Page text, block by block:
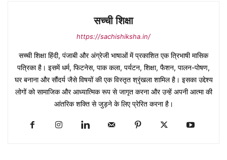
सच्ची शिक्षा
https://sachishiksha.in/
सच्ची शिक्षा हिंदी, पंजाबी और अंग्रेजी भाषाओं में प्रकाशित एक त्रिभाषी मासिक
पत्रिका है। इसमें धर्म, फिटनेस, पाक कला, पर्यटन, शिक्षा, फैशन, पालन-पोषण,
घर बनाना और सौंदर्य जैसे विषयों की एक विस्तृत श्रृंखला शामिल है। इसका उद्देश्य
लोगों को सामाजिक और आध्यात्मिक रूप से जागृत करना और उन्हें अपनी आत्मा की
आंतरिक शक्ति से जुड़ने के लिए प्रेरित करना है।